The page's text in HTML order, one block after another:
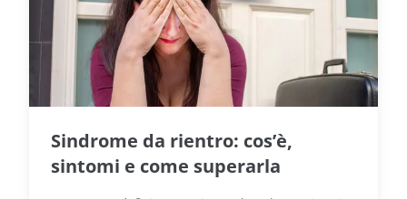
Sindrome da rientro: cos’è,
sintomi e come superarla